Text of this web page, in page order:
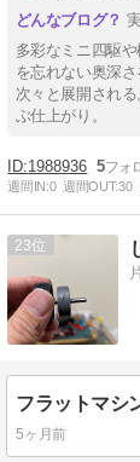
多彩なミニ四駆
を忘れない奥深
次々と展開され
ぶ仕上がり。
1988936 5
週間IN:0 週間OUT:30
23
フラットマシ
5ヶ月前